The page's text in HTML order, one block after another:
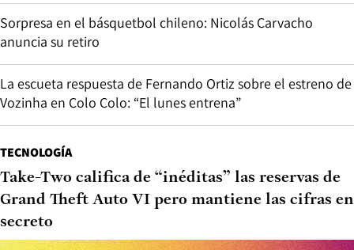
Sorpresa en el básquetbol chileno: Nicolás Carvacho
anuncia su retiro
La escueta respuesta de Fernando Ortiz sobre el estreno de
Vozinha en Colo Colo: “El lunes entrena”
TECNOLOGÍA
Take-Two califica de “inéditas” las reservas de
Grand Theft Auto VI pero mantiene las cifras en
secreto